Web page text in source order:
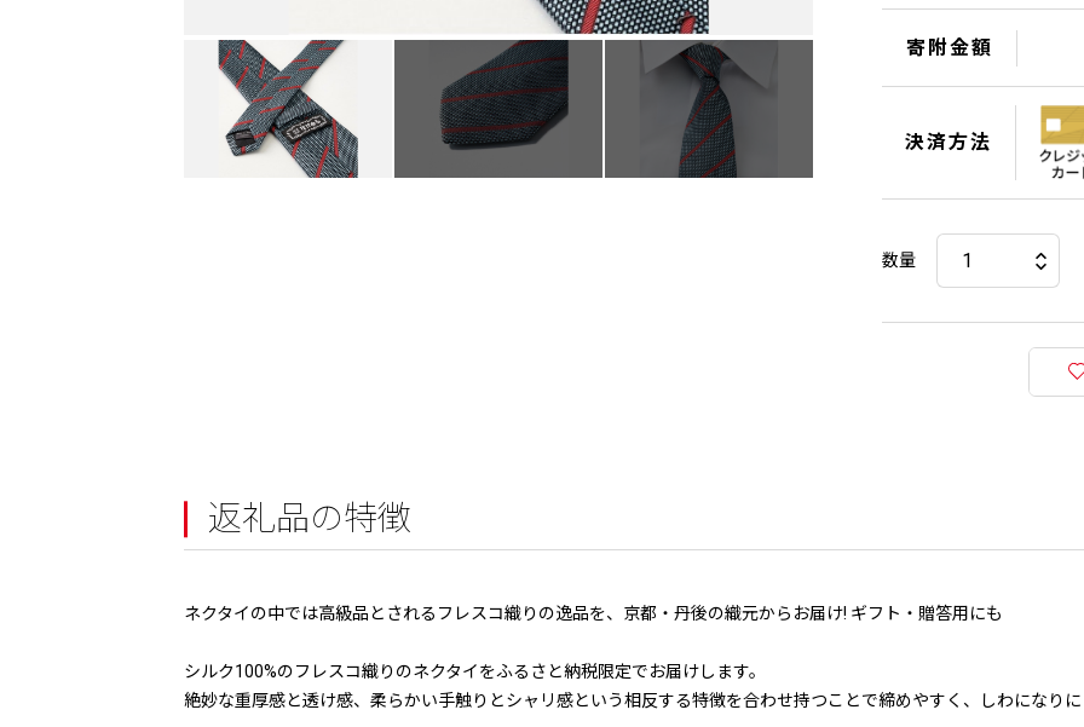
寄附金額
決済方法
数量
返礼品の特徴
ネクタイの中では高級品とされるフレスコ織りの逸品を、京都・丹後の織元からお届け! ギフト・贈答用にも
シルク100%のフレスコ織りのネクタイをふるさと納税限定でお届けします。
絶妙な重厚感と透け感、柔らかい手触りとシャリ感という相反する特徴を合わせ持つことで締めやすく、しわになり